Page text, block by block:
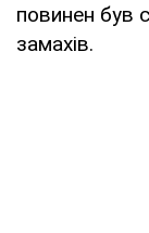
повинен був
замахів.